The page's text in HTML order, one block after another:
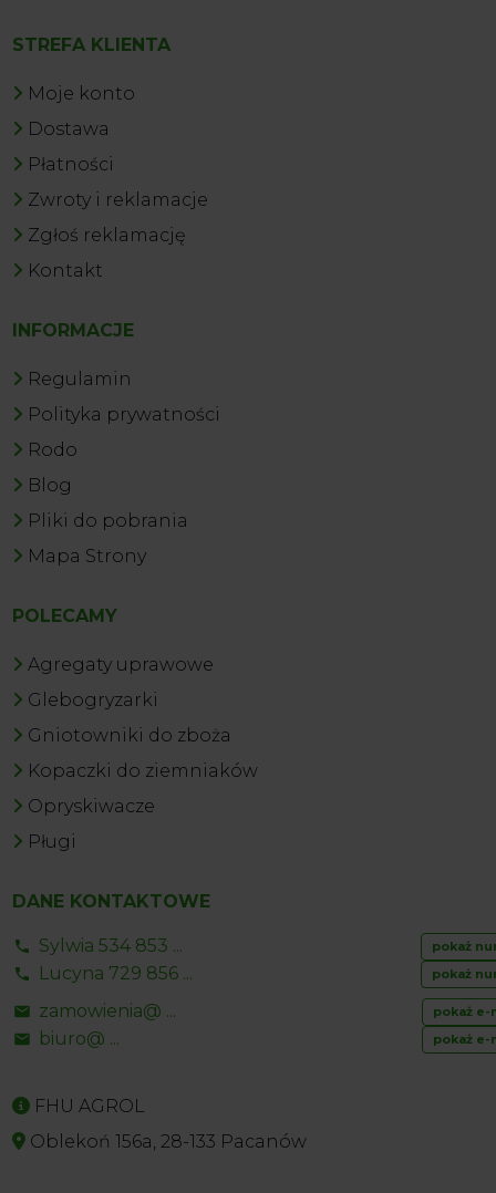
STREFA KLIENTA
Moje konto
Dostawa
Płatności
Zwroty i reklamacje
Zgłoś reklamację
Kontakt
INFORMACJE
Regulamin
Polityka prywatności
Rodo
Blog
Pliki do pobrania
Mapa Strony
POLECAMY
Agregaty uprawowe
Glebogryzarki
Gniotowniki do zboża
Kopaczki do ziemniaków
Opryskiwacze
Pługi
DANE KONTAKTOWE
Sylwia 534 853 ... pokaż
Lucyna 729 856 ... pokaż
zamowienia@ ... pokaż e-
biuro@ ... pokaż e-
FHU AGROL
Oblekoń 156a, 28-133 Pacanów